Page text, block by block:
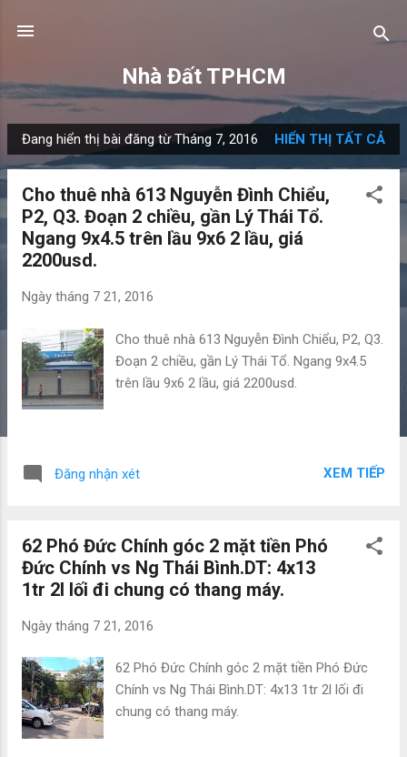
Nhà Đất TPHCM
B
à
Đang hiển thị bài đăng từ Tháng 7, 2016 HIỂN THỊ TẤT CẢ
Cho thuê nhà 613 Nguyễn Đình Chiểu,
P2, Q3. Đoạn 2 chiều, gần Lý Thái Tổ.
Ngang 9x4.5 trên lầu 9x6 2 lầu, giá
2200usd.
Ngày tháng 7 21, 2016
Cho thuê nhà 613 Nguyễn Đình Chiểu, P2, Q3.
Đoạn 2 chiều, gần Lý Thái Tổ. Ngang 9x4.5
trên lầu 9x6 2 lầu, giá 2200usd.
Đăng nhận xét XEM TIẾP
62 Phó Đức Chính góc 2 mặt tiền Phó
Đức Chính vs Ng Thái Bình.DT: 4x13
1tr 2l lối đi chung có thang máy.
Ngày tháng 7 21, 2016
62 Phó Đức Chính góc 2 mặt tiền Phó Đức
Chính vs Ng Thái Bình.DT: 4x13 1tr 2l lối đi
chung có thang máy.